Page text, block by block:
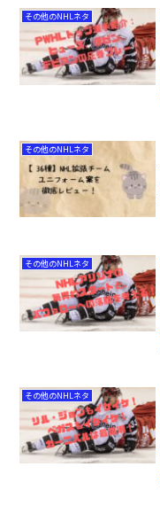
その他のNHLネタ
その他のNHLネタ
その他のNHLネタ
その他のNHLネタ